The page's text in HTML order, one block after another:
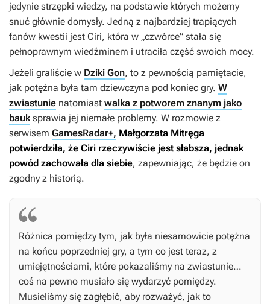
jedynie strzępki wiedzy, na podstawie których możemy
snuć głównie domysły. Jedną z najbardziej trapiących
fanów kwestii jest Ciri, która w „czwórce” stała się
pełnoprawnym wiedźminem i utraciła część swoich mocy.
Jeżeli graliście w Dziki Gon, to z pewnością pamiętacie,
jak potężna była tam dziewczyna pod koniec gry. W
zwiastunie natomiast walka z potworem znanym jako
bauksprawia jej niemałe problemy. W rozmowie z
serwisem GamesRadar+, Małgorzata Mitręga
potwierdziła, że Ciri rzeczywiście jest słabsza, jednak
powód zachowała dla siebie, zapewniając, że będzie on
zgodny z historią.
Różnica pomiędzy tym, jak była niesamowicie potężna
na końcu poprzedniej gry, a tym co jest teraz, z
umiejętnościami, które pokazaliśmy na zwiastunie…
coś na pewno musiało się wydarzyć pomiędzy.
Musieliśmy się zagłębić, aby rozważyć, jak to